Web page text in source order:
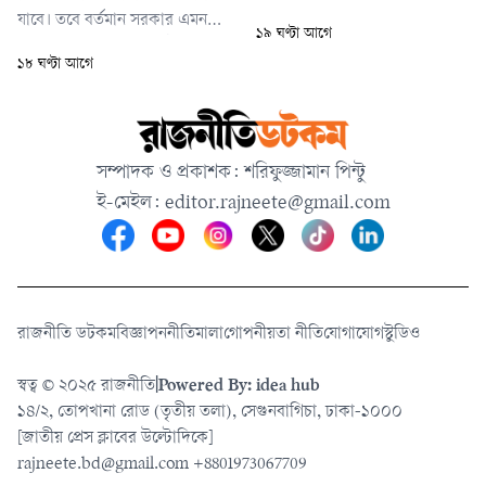
যাবে। তবে বর্তমান সরকার এমন
যেখানে দেশের শিক্ষার্থীরা আবার
১৮ ঘণ্টা আগে
১৯ ঘণ্টা আগে
সম্পাদক ও প্রকাশক: শরিফুজ্জামান পিন্টু
ই-মেইল: editor.rajneete@gmail.com
রাজনীতি ডটকমবিজ্ঞাপননীতিমালাগোপনীয়তা নীতিযোগাযোগস্টুডিও
স্বত্ব © ২০২৫ রাজনীতিPowered By: idea hub
১৪/২, তোপখানা রোড (তৃতীয় তলা), সেগুনবাগিচা, ঢাকা-১০০০
[জাতীয় প্রেস ক্লাবের উল্টোদিকে]
rajneete.bd@gmail.com +8801973067709